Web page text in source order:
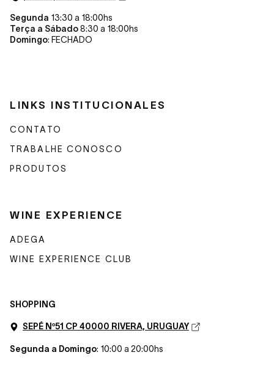
Segunda 13:30 a 18:00hs
Terça a Sábado8:30 a 18:00hs
Domingo: FECHADO
LINKS INSTITUCIONALES
CONTATO
TRABALHE CONOSCO
PRODUTOS
WINE EXPERIENCE
ADEGA
WINE EXPERIENCE CLUB
SHOPPING
SEPÉ Nº51 CP 40000 RIVERA, URUGUAY
Segunda a Domingo: 10:00 a 20:00hs